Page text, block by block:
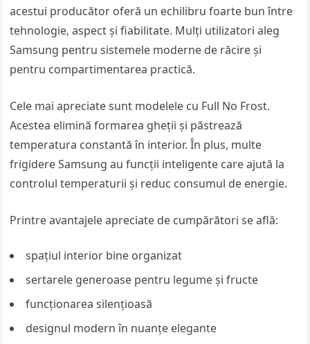
acestui producător oferă un echilibru foarte bun între
tehnologie, aspect și fiabilitate. Mulți utilizatori aleg
Samsung pentru sistemele moderne de răcire și
pentru compartimentarea practică.
Cele mai apreciate sunt modelele cu Full No Frost.
Acestea elimină formarea gheții și păstrează
temperatura constantă în interior. În plus, multe
frigidere Samsung au funcții inteligente care ajută la
controlul temperaturii și reduc consumul de energie.
Printre avantajele apreciate de cumpărători se află:
spațiul interior bine organizat
sertarele generoase pentru legume și fructe
funcționarea silențioasă
designul modern în nuanțe elegante